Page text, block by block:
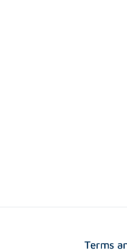
Terms